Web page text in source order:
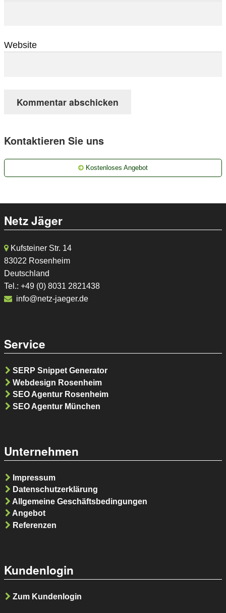
Website
Kontaktieren Sie uns
Kostenloses Angebot
Netz Jäger
Kufsteiner Str. 14
83022 Rosenheim
Deutschland
Tel.: +49 (0) 8031 2821438
info@netz-jaeger.de
Service
SERP Snippet Generator
Webdesign Rosenheim
SEO Agentur Rosenheim
SEO Agentur München
Unternehmen
Impressum
Datenschutzerklärung
Allgemeine Geschäftsbedingungen
Angebot
Referenzen
Kundenlogin
Zum Kundenlogin